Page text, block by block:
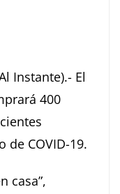
Instante).- El
400
COVID-19.
casa”,